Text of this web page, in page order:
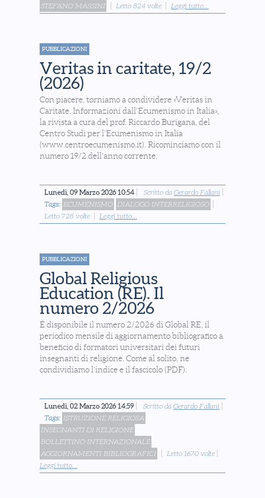
STEFANO MASSINI
Letto 824 volte Leggi tutto...
PUBBLICAZIONI
Veritas in caritate, 19/2
(2026)
Con piacere, torniamo a condividere «Veritas in
Caritate. Informazioni dall’Ecumenismo in Italia»,
la rivista a cura del prof. Riccardo Burigana, del
Centro Studi per l’Ecumenismo in Italia
(www.centroecumenismo.it). Ricominciamo con il
numero 19/2 dell'anno corrente.
Lunedì, 09 Marzo 2026 10:54 Scritto da Gerardo Fallani
Tags: ECUMENISMO
DIALOGO INTERRELIGIOSO
Letto 728 volte
Leggi tutto...
PUBBLICAZIONI
Global Religious
Education (RE). Il
numero 2/2026
È disponibile il numero 2/2026 di Global RE, il
periodico mensile di aggiornamento bibliografico a
beneficio di formatori universitari dei futuri
insegnanti di religione. Come al solito, ne
condividiamo l'indice e il fascicolo (PDF).
Lunedì, 02 Marzo 2026 14:59 Scritto da Gerardo Fallani
Tags: ISTRUZIONE RELIGIOSA
INSEGNANTI DI RELIGIONE
BOLLETTINO INTERNAZIONALE
AGGIORNAMENTI BIBLIOGRAFICI
Letto 1670 volte
Leggi tutto...